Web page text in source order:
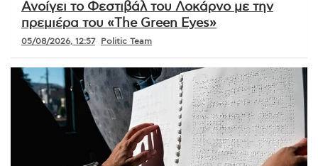
Ανοίγει το Φεστιβάλ του Λοκάρνο με την
πρεμιέρα του «The Green Eyes»
05/08/2026, 12:57 Politic Team